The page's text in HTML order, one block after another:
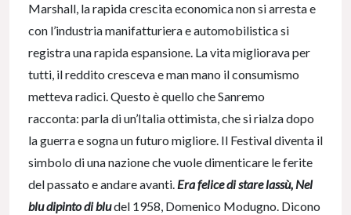
Marshall, la rapida crescita economica non si arresta e
con l’industria manifatturiera e automobilistica si
registra una rapida espansione. La vita migliorava per
tutti, il reddito cresceva e man mano il consumismo
metteva radici. Questo è quello che Sanremo
racconta: parla di un’Italia ottimista, che si rialza dopo
la guerra e sogna un futuro migliore. Il Festival diventa il
simbolo di una nazione che vuole dimenticare le ferite
del passato e andare avanti. Era felice di stare lassù, Nel
blu dipinto di bludel 1958, Domenico Modugno. Dicono